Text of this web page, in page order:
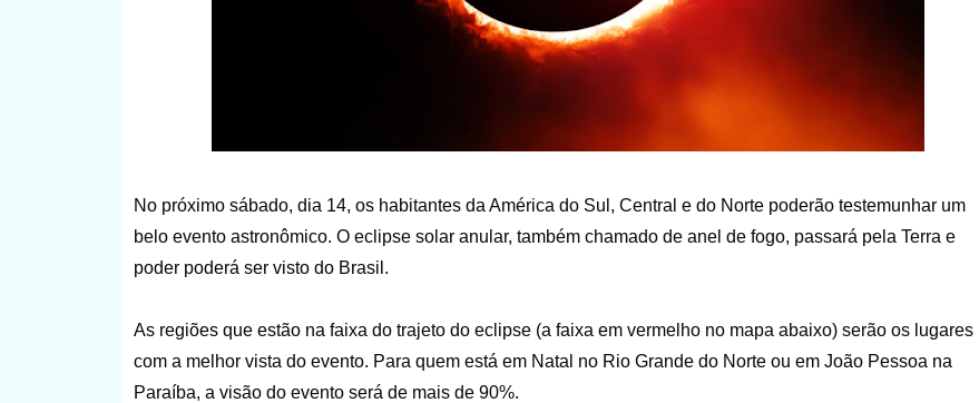
No próximo sábado, dia 14, os habitantes da América do Sul, Central e do Norte poderão testemunhar um
belo evento astronômico. O eclipse solar anular, também chamado de anel de fogo, passará pela Terra e
poder poderá ser visto do Brasil.
As regiões que estão na faixa do trajeto do eclipse (a faixa em vermelho no mapa abaixo) serão os lugares
com a melhor vista do evento. Para quem está em Natal no Rio Grande do Norte ou em João Pessoa na
Paraíba, a visão do evento será de mais de 90%.